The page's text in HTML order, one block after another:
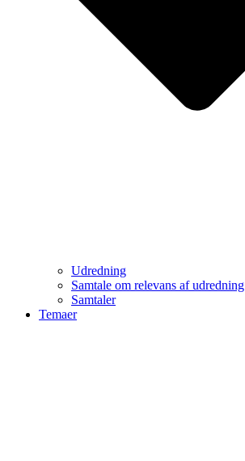
Udredning
Samtale om relevans af udredning
Samtaler
Temaer